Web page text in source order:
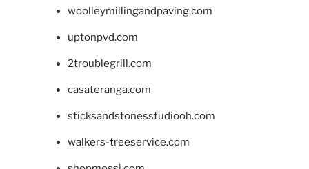
woolleymillingandpaving.com
uptonpvd.com
2troublegrill.com
casateranga.com
sticksandstonesstudiooh.com
walkers-treeservice.com